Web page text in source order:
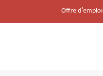
Offre d’emploi